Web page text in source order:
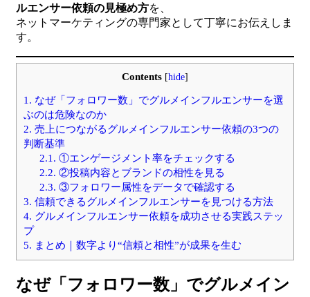
ルエンサー依頼の見極め方を、
ネットマーケティングの専門家として丁寧にお伝えしま
す。
Contents [hide]
1. なぜ「フォロワー数」でグルメインフルエンサーを選
ぶのは危険なのか
2. 売上につながるグルメインフルエンサー依頼の3つの
判断基準
2.1. ①エンゲージメント率をチェックする
2.2. ②投稿内容とブランドの相性を見る
2.3. ③フォロワー属性をデータで確認する
3. 信頼できるグルメインフルエンサーを見つける方法
4. グルメインフルエンサー依頼を成功させる実践ステッ
プ
5. まとめ｜数字より“信頼と相性”が成果を生む
なぜ「フォロワー数」でグルメイン